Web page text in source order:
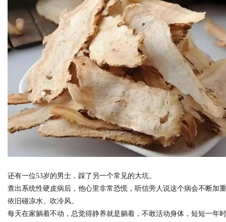
还有一位53岁的男士，踩了另一个常见的大坑。
查出系统性硬皮病后，他心里非常恐慌，听信旁人说这个病会不断加
依旧碰凉水、吹冷风。
每天在家躺着不动，总觉得静养就是躺着，不敢活动身体，短短一年